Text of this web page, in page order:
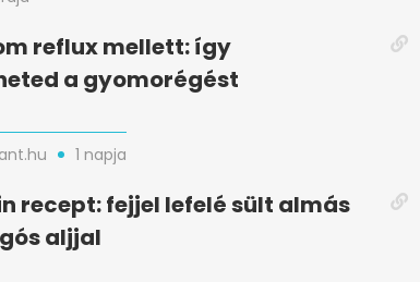
reflux mellett: így
a gyomorégést
1 napja
recept: fejjel lefelé sült almás
aljjal